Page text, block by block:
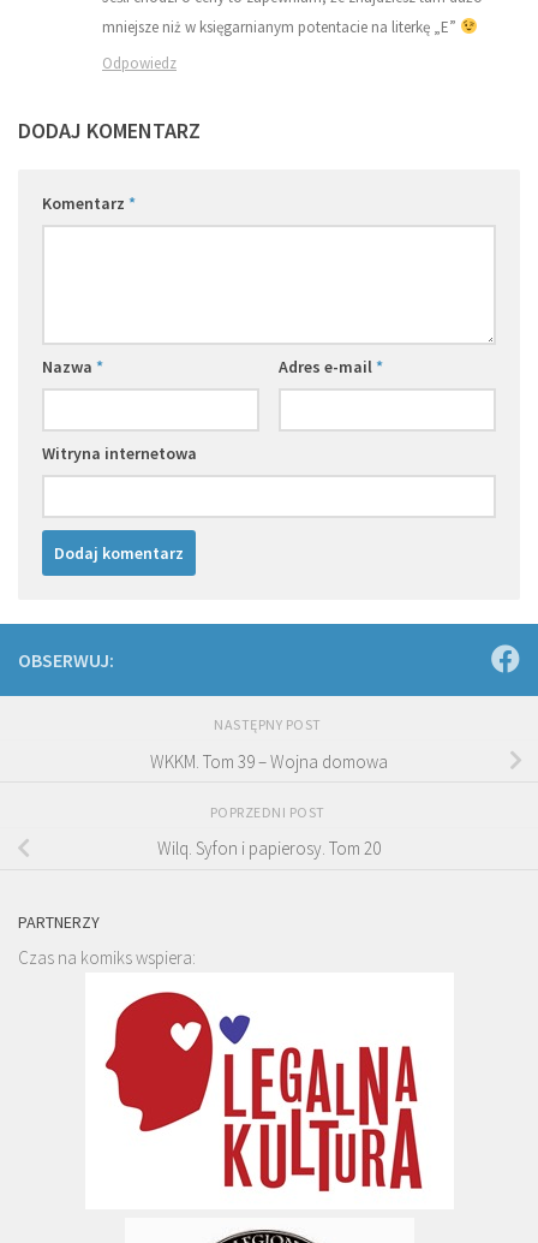
mniejsze niż w księgarnianym potentacie na literkę „E”
Odpowiedz
DODAJ KOMENTARZ
Komentarz *
Nazwa * Adres e-mail*
Witryna internetowa
OBSERWUJ:
NASTĘPNY POST
WKKM. Tom 39 – Wojna domowa
POPRZEDNI POST
Wilq. Syfon i papierosy. Tom 20
PARTNERZY
Czas na komiks wspiera: